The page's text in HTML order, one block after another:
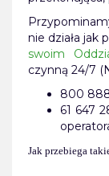
nie działa jak
swoim
czynną 24/7
800
61 647
Jak przebiega